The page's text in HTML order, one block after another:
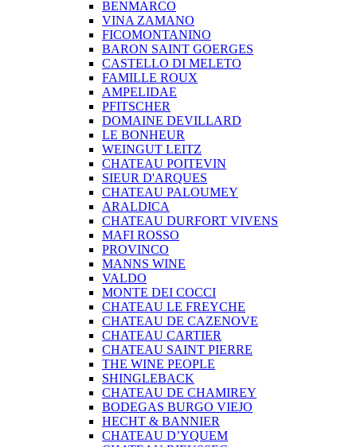
BENMARCO
VINA ZAMANO
FICOMONTANINO
BARON SAINT GOERGES
CASTELLO DI MELETO
FAMILLE ROUX
AMPELIDAE
PFITSCHER
DOMAINE DEVILLARD
LE BONHEUR
WEINGUT LEITZ
CHATEAU POITEVIN
SIEUR D'ARQUES
CHATEAU PALOUMEY
ARALDICA
CHATEAU DURFORT VIVENS
MAFI ROSSO
PROVINCO
MANNS WINE
VALDO
MONTE DEI COCCI
CHATEAU LE FREYCHE
CHATEAU DE CAZENOVE
CHATEAU CARTIER
CHATEAU SAINT PIERRE
THE WINE PEOPLE
SHINGLEBACK
CHATEAU DE CHAMIREY
BODEGAS BURGO VIEJO
HECHT & BANNIER
CHATEAU D’YQUEM